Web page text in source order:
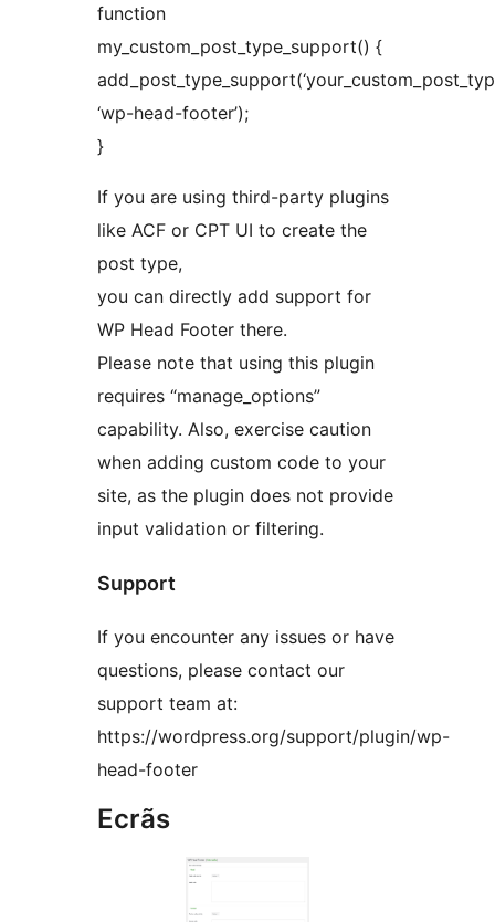
function
my_custom_post_type_support() {
‘wp-head-footer’);
}
If you are using third-party plugins
like ACF or CPT UI to create the
post type,
you can directly add support for
WP Head Footer there.
Please note that using this plugin
requires “manage_options”
capability. Also, exercise caution
when adding custom code to your
site, as the plugin does not provide
input validation or filtering.
Support
If you encounter any issues or have
questions, please contact our
support team at:
https://wordpress.org/support/plugin/wp-
head-footer
Ecrãs